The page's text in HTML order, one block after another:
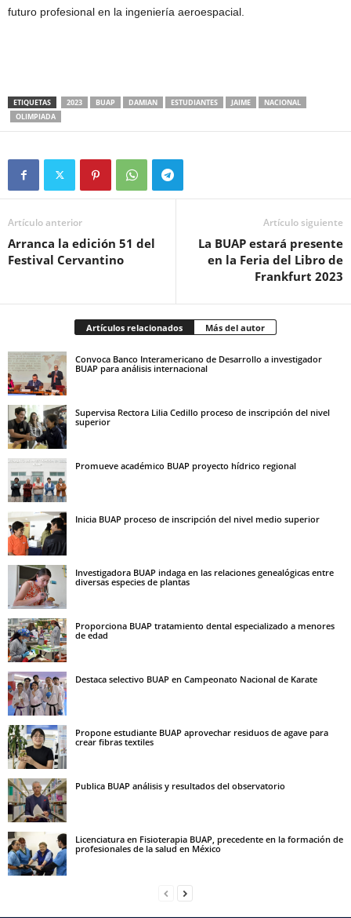
futuro profesional en la ingeniería aeroespacial.
ETIQUETAS 2023 BUAP DAMIAN ESTUDIANTES JAIME
NACIONAL
OLIMPIADA
Artículo anterior
Arranca la edición 51 del
Festival Cervantino
Artículo siguiente
La BUAP estará presente
en la Feria del Libro de
Frankfurt 2023
Artículos relacionados Más del autor
Convoca Banco Interamericano de Desarrollo a investigador
BUAP para análisis internacional
Supervisa Rectora Lilia Cedillo proceso de inscripción del nivel
superior
Promueve académico BUAP proyecto hídrico regional
Inicia BUAP proceso de inscripción del nivel medio superior
Investigadora BUAP indaga en las relaciones genealógicas entre
diversas especies de plantas
Proporciona BUAP tratamiento dental especializado a menores
de edad
Destaca selectivo BUAP en Campeonato Nacional de Karate
Propone estudiante BUAP aprovechar residuos de agave para
crear fibras textiles
Publica BUAP análisis y resultados del observatorio
Licenciatura en Fisioterapia BUAP, precedente en la formación de
profesionales de la salud en México